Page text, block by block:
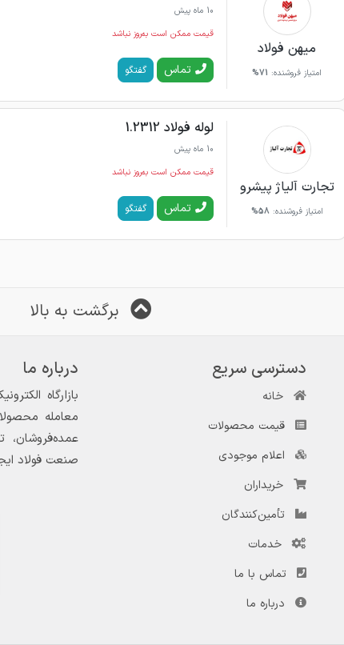
میهن فولاد
امتیاز فروشنده: 71%
10 ماه پیش
قیمت ممکن است به‌روز نباشد
تماس گفتگو
تجارت آلیاژ پیشرو
امتیاز فروشنده: 58%
لوله فولاد 1.2312
10 ماه پیش
قیمت ممکن است به‌روز نباشد
تماس گفتگو
برگشت به بالا
دسترسی سریع
خانه
قیمت محصولات
اعلام موجودی
خریداران
تأمین‌کنندگان
خدمات
تماس با ما
درباره ما
درباره ما
معامله
عمده‌فروشان،
صنعت فولاد